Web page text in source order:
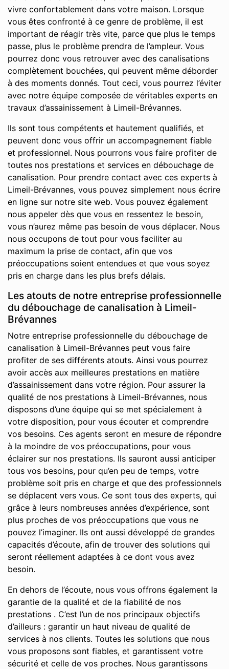
vivre confortablement dans votre maison. Lorsque
vous êtes confronté à ce genre de problème, il est
important de réagir très vite, parce que plus le temps
passe, plus le problème prendra de l’ampleur. Vous
pourrez donc vous retrouver avec des canalisations
complètement bouchées, qui peuvent même déborder
à des moments donnés. Tout ceci, vous pourrez l’éviter
avec notre équipe composée de véritables experts en
travaux d’assainissement à Limeil-Brévannes.
Ils sont tous compétents et hautement qualifiés, et
peuvent donc vous offrir un accompagnement fiable
et professionnel. Nous pourrons vous faire profiter de
toutes nos prestations et services en débouchage de
canalisation. Pour prendre contact avec ces experts à
Limeil-Brévannes, vous pouvez simplement nous écrire
en ligne sur notre site web. Vous pouvez également
nous appeler dès que vous en ressentez le besoin,
vous n’aurez même pas besoin de vous déplacer. Nous
nous occupons de tout pour vous faciliter au
maximum la prise de contact, afin que vos
préoccupations soient entendues et que vous soyez
pris en charge dans les plus brefs délais.
Les atouts de notre entreprise professionnelle
du débouchage de canalisation à Limeil-
Brévannes
Notre entreprise professionnelle du débouchage de
canalisation à Limeil-Brévannes peut vous faire
profiter de ses différents atouts. Ainsi vous pourrez
avoir accès aux meilleures prestations en matière
d’assainissement dans votre région. Pour assurer la
qualité de nos prestations à Limeil-Brévannes, nous
disposons d’une équipe qui se met spécialement à
votre disposition, pour vous écouter et comprendre
vos besoins. Ces agents seront en mesure de répondre
à la moindre de vos préoccupations, pour vous
éclairer sur nos prestations. Ils sauront aussi anticiper
tous vos besoins, pour qu’en peu de temps, votre
problème soit pris en charge et que des professionnels
se déplacent vers vous. Ce sont tous des experts, qui
grâce à leurs nombreuses années d’expérience, sont
plus proches de vos préoccupations que vous ne
pouvez l’imaginer. Ils ont aussi développé de grandes
capacités d’écoute, afin de trouver des solutions qui
seront réellement adaptées à ce dont vous avez
besoin.
En dehors de l’écoute, nous vous offrons également la
garantie de la qualité et de la fiabilité de nos
prestations . C’est l’un de nos principaux objectifs
d’ailleurs : garantir un haut niveau de qualité de
services à nos clients. Toutes les solutions que nous
vous proposons sont fiables, et garantissent votre
sécurité et celle de vos proches. Nous garantissons